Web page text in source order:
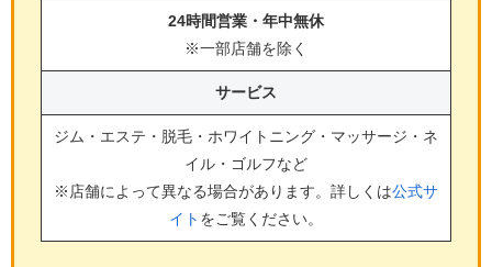
24時間営業・年中無休
※一部店舗を除く
サービス
ジム・エステ・脱毛・ホワイトニング・マッサージ・ネ
イル・ゴルフなど
※店舗によって異なる場合があります。詳しくは公式サ
イト をご覧ください。